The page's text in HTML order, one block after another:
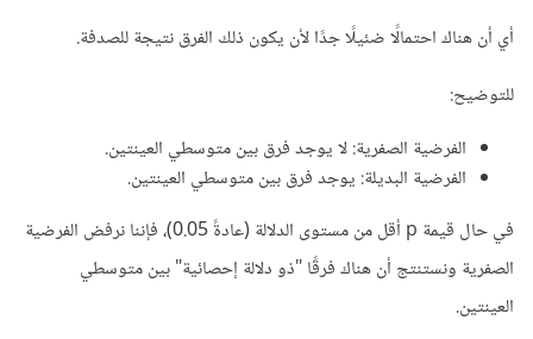
أي أن هناك احتمالًا ضئيلًا جدًا لأن يكون ذلك الفرق نتيجة للصدفة.
للتوضيح:
الفرضية الصفرية: لا يوجد فرق بين متوسطي العينتين.
الفرضية البديلة: يوجد فرق بين متوسطي العينتين.
في حال قيمة p أقل من مستوى الدلالة (عادةً 0.05)، فإننا نرفض الفرضية
الصفرية ونستنتج أن هناك فرقًا "ذو دلالة إحصائية" بين متوسطي
العينتين.